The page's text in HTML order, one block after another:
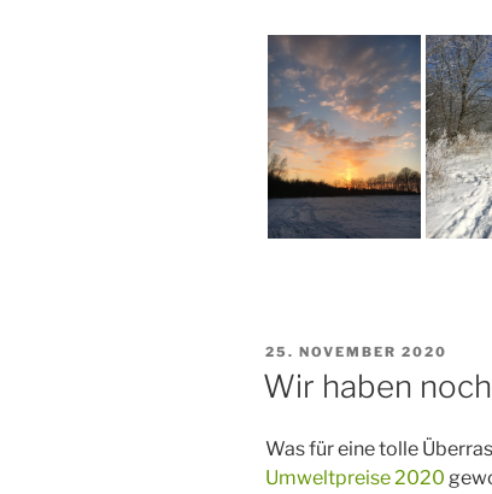
VERÖFFENTLICHT
AM
25. NOVEMBER 2020
Wir haben
Was für eine tolle
Umweltpreise 2020